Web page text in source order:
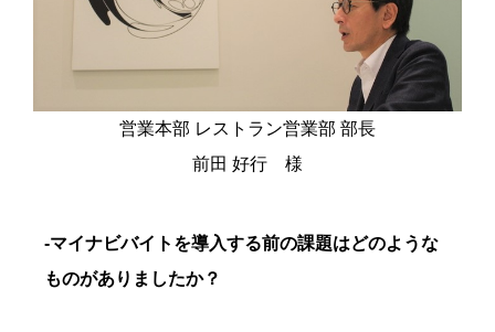
営業本部 レストラン営業部 部長
前田 好行 様
-マイナビバイトを導入する前の課題はどのような
ものがありましたか？